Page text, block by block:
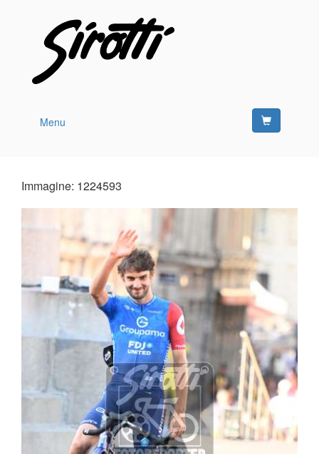
Menu
Immagine: 1224593